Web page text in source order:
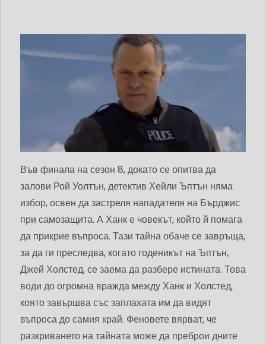
Във финала на сезон 8, докато се опитва да
залови Рой Уолтън, детектив Хейли Ъптън няма
избор, освен да застреля нападателя на Бърджис
при самозащита. А Ханк е човекът, който й помага
да прикрие въпроса. Тази тайна обаче се завръща,
за да ги преследва, когато годеникът на Ъптън,
Джей Холстед, се заема да разбере истината. Това
води до огромна вражда между Ханк и Холстед,
която завършва със заплахата им да видят
въпроса до самия край. Феновете вярват, че
разкриването на тайната може да преброи дните